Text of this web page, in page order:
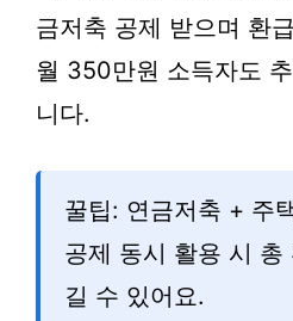
금저축 공제 받으며 환
월 350만원 소득자도
니다.
꿀팁: 연금저축 + 주
공제 동시 활용 시
길 수 있어요.